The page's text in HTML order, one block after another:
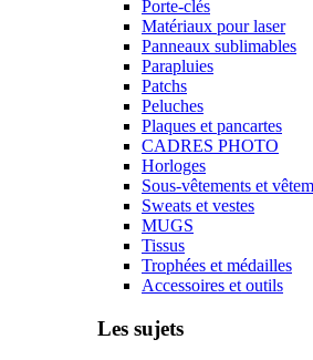
Porte-clés
Matériaux pour laser
Panneaux sublimables
Parapluies
Patchs
Peluches
Plaques et pancartes
CADRES PHOTO
Horloges
Sous-vêtements et
Sweats et vestes
MUGS
Tissus
Trophées et médailles
Accessoires et outils
Les sujets